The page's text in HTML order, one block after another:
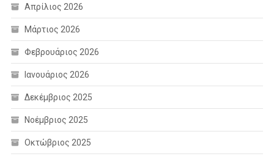
Απρίλιος 2026
Μάρτιος 2026
Φεβρουάριος 2026
Ιανουάριος 2026
Δεκέμβριος 2025
Νοέμβριος 2025
Οκτώβριος 2025